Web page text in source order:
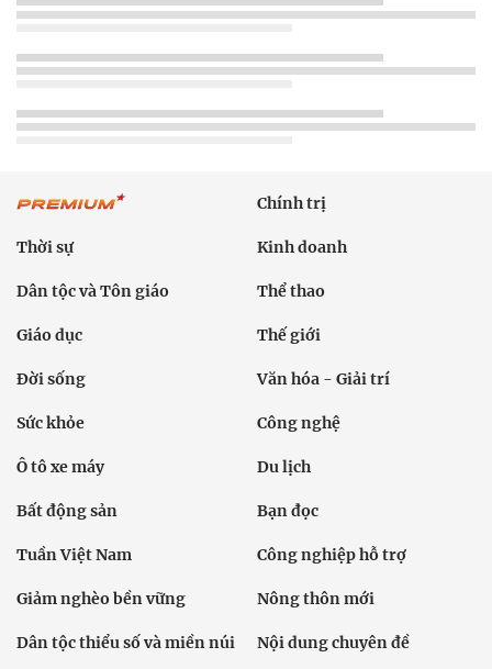
Chính trị
Thời sự Kinh doanh
Dân tộc và Tôn giáo Thể thao
Giáo dục Thế giới
Đời sống Văn hóa - Giải trí
Sức khỏe Công nghệ
Ô tô xe máy Du lịch
Bất động sản Bạn đọc
Tuần Việt Nam Công nghiệp hỗ trợ
Giảm nghèo bền vững Nông thôn mới
Dân tộc thiểu số và miền núi Nội dung chuyên đề